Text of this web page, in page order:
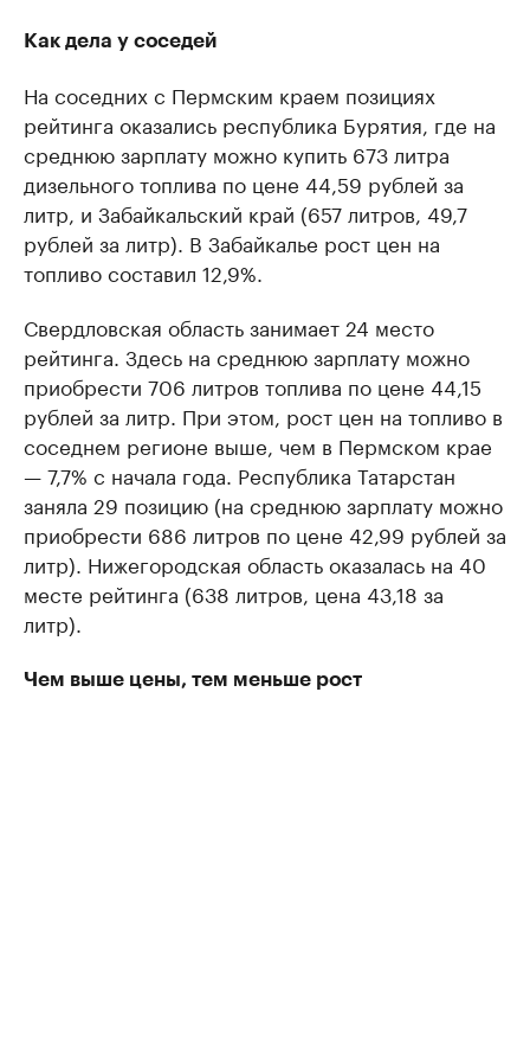
Как дела у соседей
На соседних с Пермским краем позициях
рейтинга оказались республика Бурятия, где на
среднюю зарплату можно купить 673 литра
дизельного топлива по цене 44,59 рублей за
литр, и Забайкальский край (657 литров, 49,7
рублей за литр). В Забайкалье рост цен на
топливо составил 12,9%.
Свердловская область занимает 24 место
рейтинга. Здесь на среднюю зарплату можно
приобрести 706 литров топлива по цене 44,15
рублей за литр. При этом, рост цен на топливо в
соседнем регионе выше, чем в Пермском крае
— 7,7% с начала года. Республика Татарстан
заняла 29 позицию (на среднюю зарплату можно
приобрести 686 литров по цене 42,99 рублей за
литр). Нижегородская область оказалась на 40
месте рейтинга (638 литров, цена 43,18 за
литр).
Чем выше цены, тем меньше рост